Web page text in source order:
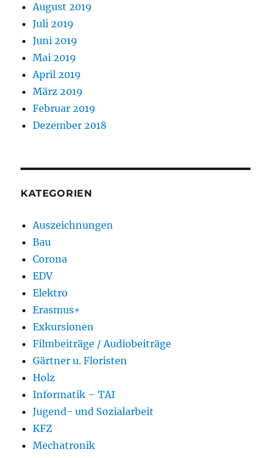
August 2019
Juli 2019
Juni 2019
Mai 2019
April 2019
März 2019
Februar 2019
Dezember 2018
KATEGORIEN
Auszeichnungen
Bau
Corona
EDV
Elektro
Erasmus+
Exkursionen
Filmbeiträge / Audiobeiträge
Gärtner u. Floristen
Holz
Informatik – TAI
Jugend- und Sozialarbeit
KFZ
Mechatronik